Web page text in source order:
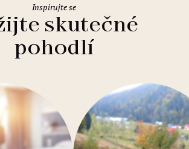
skutečné
pohodlí
Inspirujte se